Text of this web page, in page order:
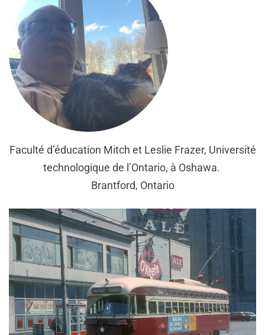
Faculté d’éducation Mitch et Leslie Frazer, Université
technologique de l’Ontario, à Oshawa.
Brantford, Ontario